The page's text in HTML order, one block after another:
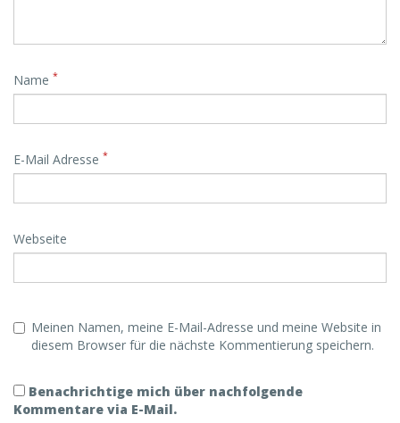
Name *
E-Mail Adresse *
Webseite
Meinen Namen, meine E-Mail-Adresse und meine Website in
diesem Browser für die nächste Kommentierung speichern.
Benachrichtige mich über nachfolgende
Kommentare via E-Mail.